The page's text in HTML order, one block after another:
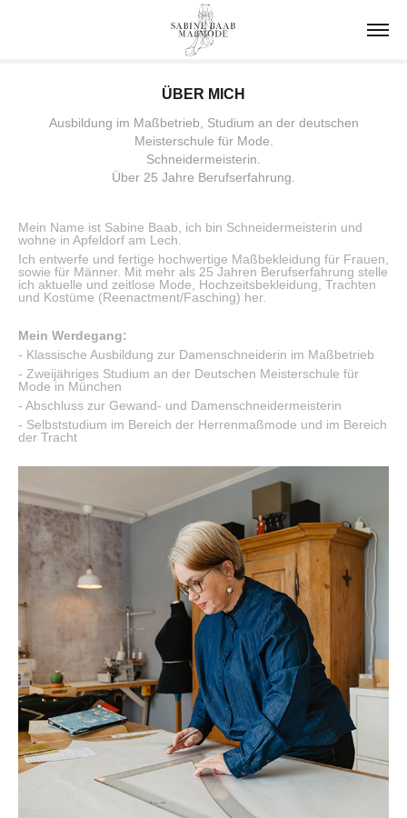
ÜBER MICH
Ausbildung im Maßbetrieb, Studium an der deutschen
Meisterschule für Mode.
Schneidermeisterin.
Über 25 Jahre Berufserfahrung.
Mein Name ist Sabine Baab, ich bin Schneidermeisterin und
wohne in Apfeldorf am Lech.
Ich entwerfe und fertige hochwertige Maßbekleidung für Frauen,
sowie für Männer. Mit mehr als 25 Jahren Berufserfahrung stelle
ich aktuelle und zeitlose Mode, Hochzeitsbekleidung, Trachten
und Kostüme (Reenactment/Fasching) her.
Mein Werdegang:
- Klassische Ausbildung zur Damenschneiderin im Maßbetrieb
- Zweijähriges Studium an der Deutschen Meisterschule für
Mode in München
- Abschluss zur Gewand- und Damenschneidermeisterin
- Selbststudium im Bereich der Herrenmaßmode und im Bereich
der Tracht